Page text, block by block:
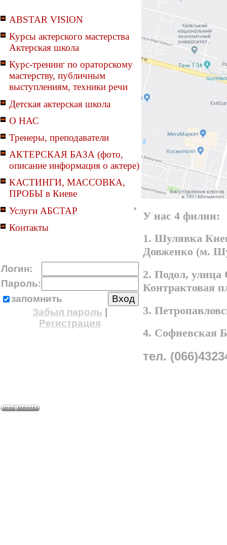
ABSTAR VISION
Курсы актерского мастерства
Актерская школа
Курс-тренинг по ораторскому
мастерству, публичным
выступлениям, техники речи
Детская актерская школа
О НАС
Тренеры, преподаватели
АКТЕРСКАЯ БАЗА (фото,
описание информация о актере)
КАСТИНГИ, МАССОВКА,
ПРОБЫ в Киеве
Услуги АБСТАР
Контакты
Логин:
Пароль:
запомнить
Забыл пароль
Регистрация
У нас 4 филии:
1. Шулявка
Довженко (м.
2. Подол,
Контрактовая
3.
4. Софиевская
тел.